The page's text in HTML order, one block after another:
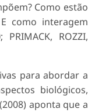
Como estão
como interagem
ROZZI,
para abordar a
biológicos,
aponta que a